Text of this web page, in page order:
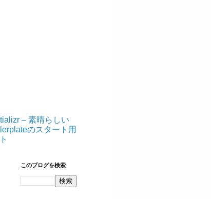
– 素晴らしい
のスタート用
このブログを検索